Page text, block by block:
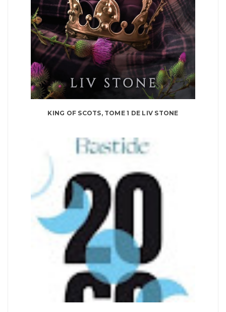
KING OF SCOTS, TOME 1 DE LIV STONE